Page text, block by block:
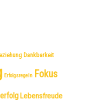
Dankbarkeit
Erfolgsregeln Fokus
Lebensfreude